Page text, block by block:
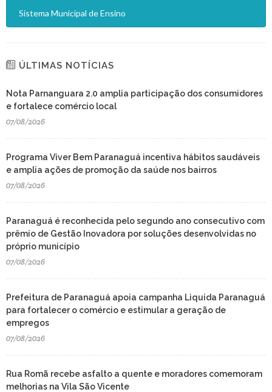
Sistema Municipal de Ensino
ÚLTIMAS NOTÍCIAS
Nota Parnanguara 2.0 amplia participação dos consumidores
e fortalece comércio local
07/08/2026
Programa Viver Bem Paranaguá incentiva hábitos saudáveis
e amplia ações de promoção da saúde nos bairros
07/08/2026
Paranaguá é reconhecida pelo segundo ano consecutivo com
prêmio de Gestão Inovadora por soluções desenvolvidas no
próprio município
07/08/2026
Prefeitura de Paranaguá apoia campanha Liquida Paranaguá
para fortalecer o comércio e estimular a geração de
empregos
07/08/2026
Rua Romã recebe asfalto a quente e moradores comemoram
melhorias na Vila São Vicente